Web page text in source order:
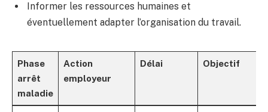
Informer les ressources humaines et
éventuellement adapter l’organisation du travail.
Phase
arrêt
maladie
Action
employeur
Délai Objectif